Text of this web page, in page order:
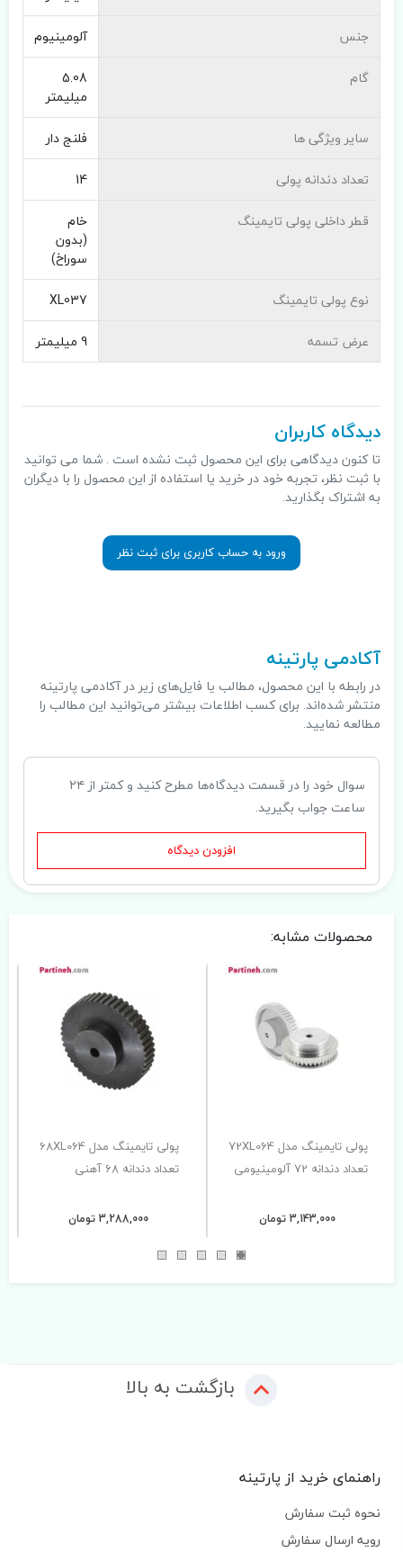
جنس
آلومینیوم
گام
5.08
میلیمتر
سایر ویژگی ها
فلنج دار
تعداد دندانه پولی
14
قطر داخلی پولی تایمینگ
خام
(بدون
سوراخ)
نوع پولی تایمینگ
XL037
عرض تسمه
9 میلیمتر
دیدگاه کاربران
تا کنون دیدگاهی برای این محصول ثبت نشده است . شما می توانید
با ثبت نظر، تجربه خود در خرید یا استفاده از این محصول را با دیگران
به اشتراک بگذارید.
ورود به حساب کاربری برای ثبت نظر
آکادمی پارتینه
در رابطه با این محصول، مطالب یا فایل‌های زیر در آکادمی پارتینه
منتشر شده‌اند. برای کسب اطلاعات بیشتر می‌توانید این مطالب را
مطالعه نمایید.
سوال خود را در قسمت دیدگاه‌ها مطرح کنید و کمتر از ۲۴
ساعت جواب بگیرید.
افزودن دیدگاه
محصولات مشابه:
پولی تایمینگ مدل 72XL064
تعداد دندانه 72 آلومینیومی
3,143,000 تومان
پولی تایمینگ مدل 68XL064
تعداد دندانه 68 آهنی
3,288,000 تومان
بازگشت به بالا
راهنمای خرید از پارتینه
نحوه ثبت سفارش
رویه ارسال سفارش